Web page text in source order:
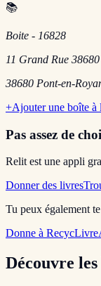
📚
Boite - 16828
11 Grand Rue
38680 Pont-en-
+Ajouter une boîte à
Pas assez de
Relit est une appli
Donner des livres
Tu peux également
Donne à RecycLivre
Découvre